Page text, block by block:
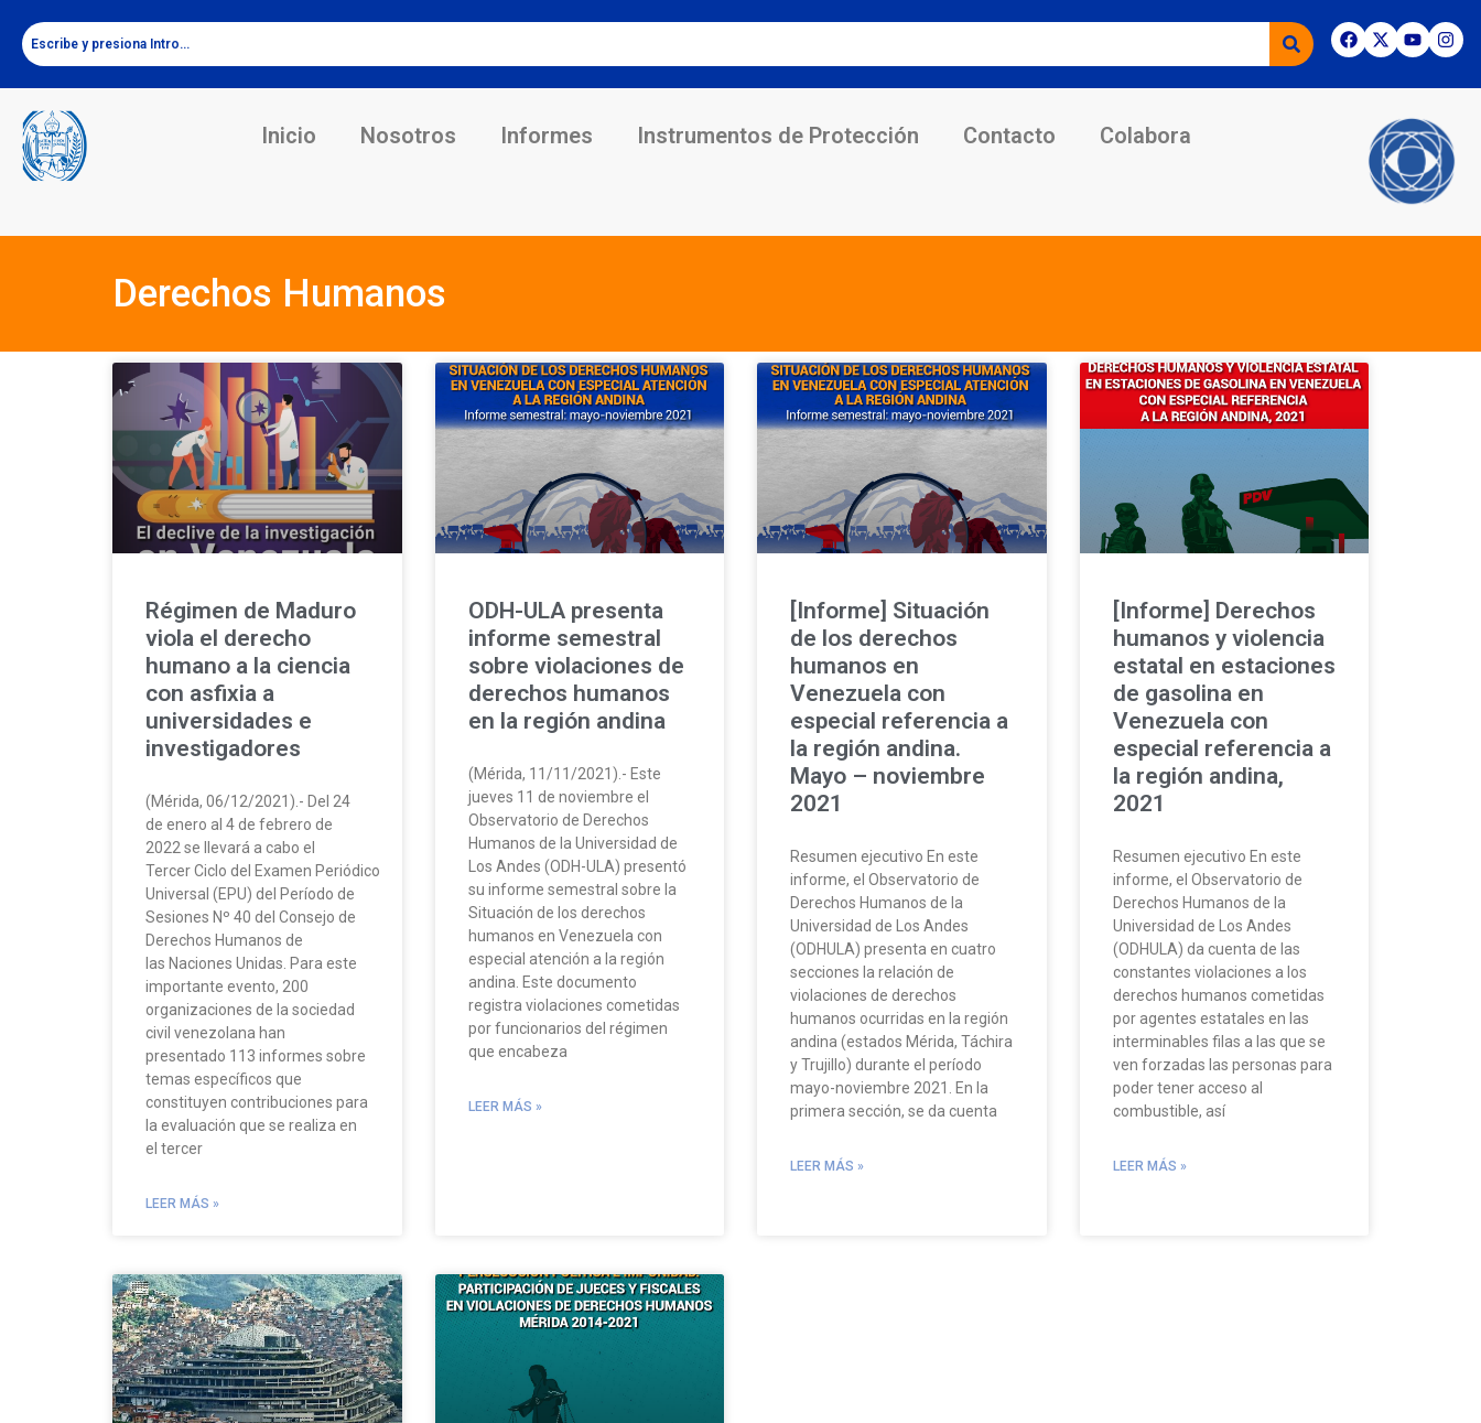
Inicio Nosotros Informes Instrumentos de Protección Contacto Colabora
Derechos Humanos
Régimen de Maduro
viola el derecho
humano a la ciencia
con asfixia a
universidades e
investigadores
(Mérida, 06/12/2021).- Del 24
de enero al 4 de febrero de
2022 se llevará a cabo el
Tercer Ciclo del Examen Periódico
Universal (EPU) del Período de
Sesiones Nº 40 del Consejo de
Derechos Humanos de
las Naciones Unidas. Para este
importante evento, 200
organizaciones de la sociedad
civil venezolana han
presentado 113 informes sobre
temas específicos que
constituyen contribuciones para
la evaluación que se realiza en
el tercer
LEER MÁS »
ODH-ULA presenta
informe semestral
sobre violaciones de
derechos humanos
en la región andina
(Mérida, 11/11/2021).- Este
jueves 11 de noviembre el
Observatorio de Derechos
Humanos de la Universidad de
Los Andes (ODH-ULA) presentó
su informe semestral sobre la
Situación de los derechos
humanos en Venezuela con
especial atención a la región
andina. Este documento
registra violaciones cometidas
por funcionarios del régimen
que encabeza
LEER MÁS »
[Informe] Situación
de los derechos
humanos en
Venezuela con
especial referencia a
la región andina.
Mayo – noviembre
2021
Resumen ejecutivo En este
informe, el Observatorio de
Derechos Humanos de la
Universidad de Los Andes
(ODHULA) presenta en cuatro
secciones la relación de
violaciones de derechos
humanos ocurridas en la región
andina (estados Mérida, Táchira
y Trujillo) durante el período
mayo-noviembre 2021. En la
primera sección, se da cuenta
LEER MÁS »
[Informe] Derechos
humanos y violencia
estatal en estaciones
de gasolina en
Venezuela con
especial referencia a
la región andina,
2021
Resumen ejecutivo En este
informe, el Observatorio de
Derechos Humanos de la
Universidad de Los Andes
(ODHULA) da cuenta de las
constantes violaciones a los
derechos humanos cometidas
por agentes estatales en las
interminables filas a las que se
ven forzadas las personas para
poder tener acceso al
combustible, así
LEER MÁS »